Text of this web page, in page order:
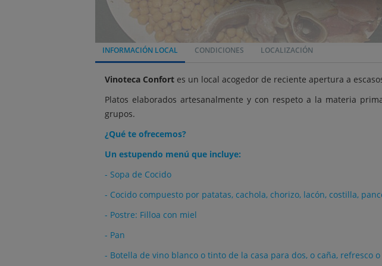
INFORMACIÓN LOCAL CONDICIONES LOCALIZACIÓN
Vinoteca Confort es un local acogedor de reciente apertura a
Platos elaborados artesanalmente y con respeto a la materia
grupos.
¿Qué te ofrecemos?
Un estupendo menú que incluye:
- Sopa de Cocido
- Cocido compuesto por patatas, cachola, chorizo, lacón, costilla,
- Postre: Filloa con miel
- Pan
- Botella de vino blanco o tinto de la casa para dos, o caña, refresco